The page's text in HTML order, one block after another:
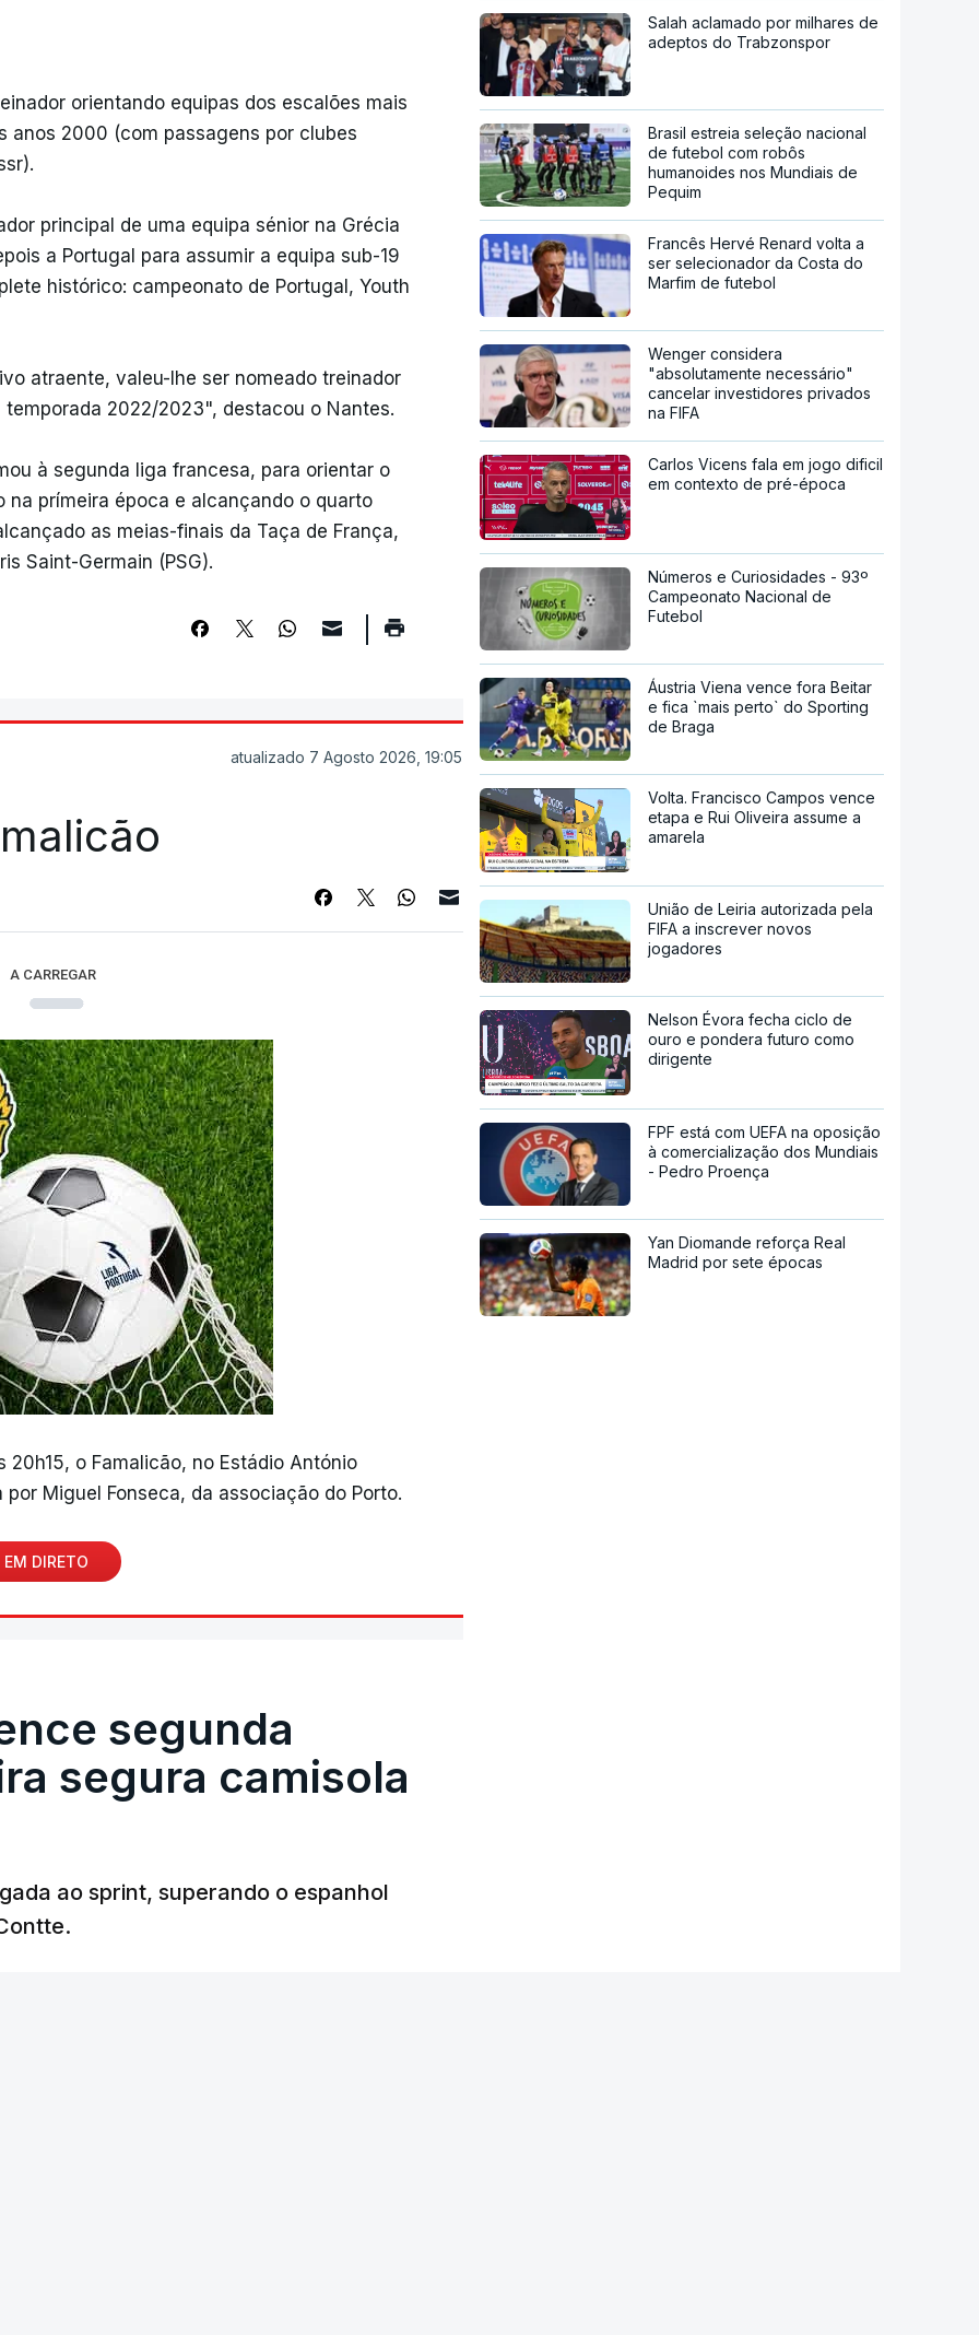
orientando equipas dos escalões mais
anos 2000 (com passagens por clubes
principal de uma equipa sénior na Grécia
a Portugal para assumir a equipa sub-19
histórico: campeonato de Portugal, Youth
atraente, valeu-lhe ser nomeado treinador
2022/2023", destacou o Nantes.
à segunda liga francesa, para orientar o
prímeira época e alcançando o quarto
as meias-finais da Taça de França,
Saint-Germain (PSG).
atualizado 7 Agosto 2026, 19:05
A CARREGAR
o Famalicão, no Estádio António
Miguel Fonseca, da associação do Porto.
EM DIRETO
segunda
segura camisola
ao sprint, superando o espanhol
Salah aclamado por milhares de
adeptos do Trabzonspor
Brasil estreia seleção nacional
de futebol com robôs
humanoides nos Mundiais de
Pequim
Francês Hervé Renard volta a
ser selecionador da Costa do
Marfim de futebol
Wenger considera
"absolutamente necessário"
cancelar investidores privados
na FIFA
Carlos Vicens fala em jogo dificil
em contexto de pré-época
Números e Curiosidades - 93º
Campeonato Nacional de
Futebol
Áustria Viena vence fora Beitar
e fica `mais perto` do Sporting
de Braga
Volta. Francisco Campos vence
etapa e Rui Oliveira assume a
amarela
União de Leiria autorizada pela
FIFA a inscrever novos
jogadores
Nelson Évora fecha ciclo de
ouro e pondera futuro como
dirigente
FPF está com UEFA na oposição
à comercialização dos Mundiais
- Pedro Proença
Yan Diomande reforça Real
Madrid por sete épocas